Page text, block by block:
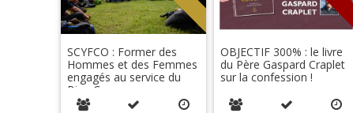
SCYFCO : Former des
Hommes et des Femmes
engagés au service du
Bien Commun
OBJECTIF 300% : le livre
du Père Gaspard Craplet
sur la confession !